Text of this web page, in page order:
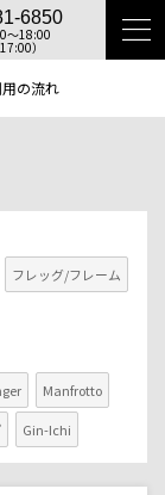
6850
〜18:00
）
用の流れ
フレッグ/フレーム
Manfrotto
Gin-Ichi